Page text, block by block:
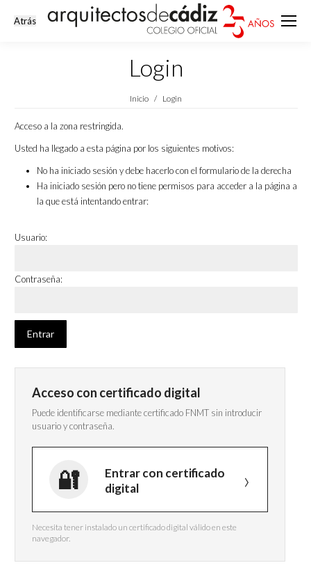
Login
Estás aquí:
Inicio Login
Acceso a la zona restringida.
Usted ha llegado a esta página por los siguientes motivos:
No ha iniciado sesión y debe hacerlo con el formulario de la derecha
Ha iniciado sesión pero no tiene permisos para acceder a la página a
la que está intentando entrar:
Usuario:
Contraseña:
Acceso con certificado digital
Puede identificarse mediante certificado FNMT sin introducir
usuario y contraseña.
Entrar con certificado
digital
Necesita tener instalado un certificado digital válido en este
navegador.